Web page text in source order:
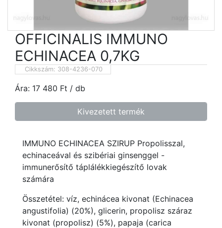
OFFICINALIS IMMUNO
ECHINACEA 0,7KG
Cikkszám: 308-4236-070
Ára: 17 480 Ft / db
Kivezetett termék
IMMUNO ECHINACEA SZIRUP Propolisszal,
echinaceával és szibériai ginsenggel -
immunerősítő táplálékkiegészítő lovak
számára
Összetétel: víz, echinácea kivonat (Echinacea
angustifolia) (20%), glicerin, propolisz száraz
kivonat (propolisz) (5%), papaja (carica